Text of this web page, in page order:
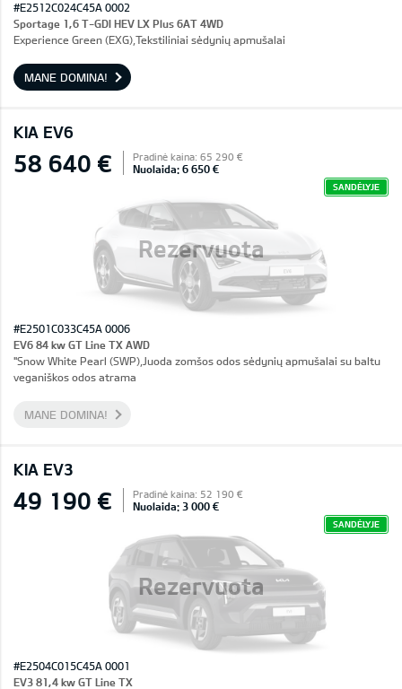
#E2512C024C45A 0002
Sportage 1,6 T-GDI HEV LX Plus 6AT 4WD
Experience Green (EXG),Tekstiliniai sėdynių apmušalai
MANE DOMINA!
KIA EV6
Rezervuota
58 640 € Pradinė kaina: 65 290 €
Nuolaida: 6 650 €
SANDĖLYJE
#E2501C033C45A 0006
EV6 84 kw GT Line TX AWD
"Snow White Pearl (SWP),Juoda zomšos odos sėdynių apmušalai su baltu
veganiškos odos atrama
MANE DOMINA!
KIA EV3
Rezervuota
49 190 € Pradinė kaina: 52 190 €
Nuolaida: 3 000 €
SANDĖLYJE
#E2504C015C45A 0001
EV3 81,4 kw GT Line TX